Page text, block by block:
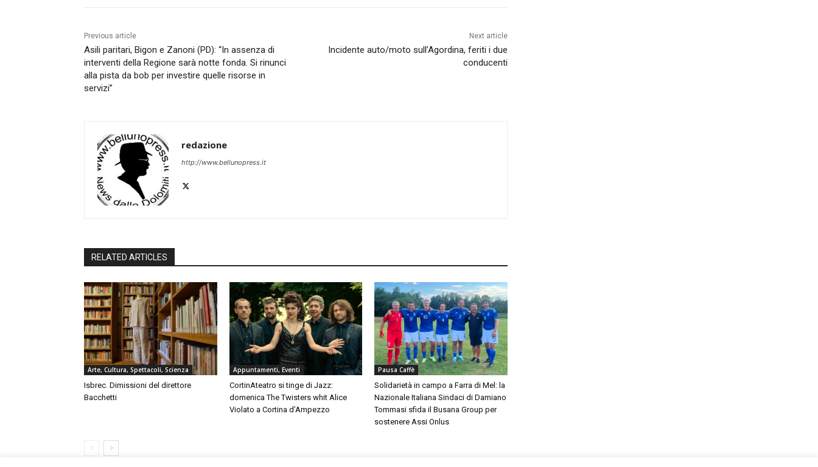
Previous article
Asili paritari, Bigon e Zanoni (PD): “In assenza di
interventi della Regione sarà notte fonda. Si rinunci
alla pista da bob per investire quelle risorse in
servizi”
Next article
Incidente auto/moto sull’Agordina, feriti i due
conducenti
redazione
http://www.bellunopress.it
RELATED ARTICLES
Arte, Cultura, Spettacoli, Scienza
Isbrec. Dimissioni del direttore
Bacchetti
Appuntamenti, Eventi
CortinAteatro si tinge di Jazz:
domenica The Twisters whit Alice
Violato a Cortina d’Ampezzo
Pausa Caffè
Solidarietà in campo a Farra di Mel: la
Nazionale Italiana Sindaci di Damiano
Tommasi sfida il Busana Group per
sostenere Assi Onlus